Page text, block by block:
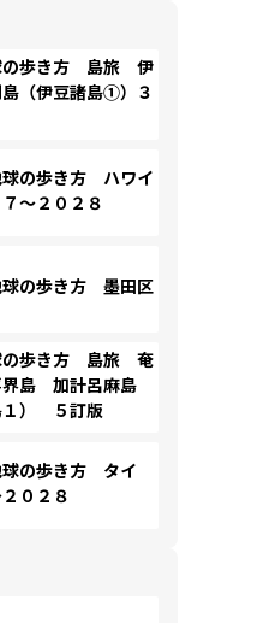
の歩き方 島旅 伊
（伊豆諸島①）３
の歩き方 ハワイ
～２０２８
の歩き方 墨田区
の歩き方 島旅 奄
島 加計呂麻島
１） ５訂版
の歩き方 タイ
０２８